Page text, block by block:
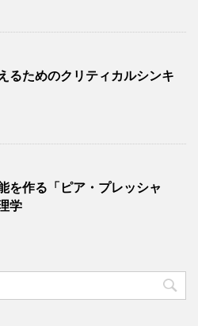
るためのクリティカルシンキ
を作る「ピア・プレッシャ
学